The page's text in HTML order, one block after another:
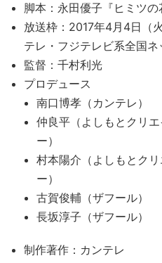
脚本：永田優子『ヒミツの
放送枠：2017年4月4日（
テレ・フジテレビ系全国ネ
監督：千村利光
プロデュース
南口博孝（カンテレ）
仲良平（よしもとクリ
ー）
村本陽介（よしもとク
ー）
古賀俊輔（ザフール）
長坂淳子（ザフール）
制作著作：カンテレ